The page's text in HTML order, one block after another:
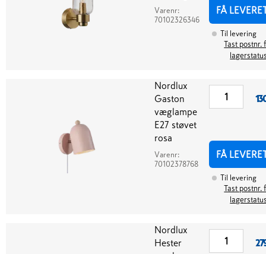
Varenr:
70102326346
FÅ
Til levering
Tast postnr.
Nordlux
Gaston
væglampe
E27 støvet
rosa
Varenr:
70102378768
FÅ
Til levering
Tast postnr.
Nordlux
Hester